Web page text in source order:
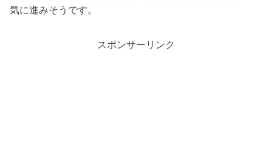
気に進みそうです。
スポンサーリンク